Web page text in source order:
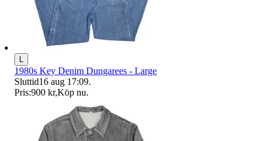
1980s Key Denim Dungarees - Large
Sluttid16 aug 17:09.
Pris:900 kr,Köp nu.